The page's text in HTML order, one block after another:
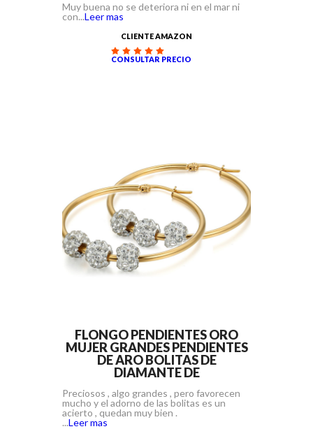
Muy buena no se deteriora ni en el mar ni
con...Leer mas
CLIENTE AMAZON
CONSULTAR PRECIO
FLONGO PENDIENTES ORO
MUJER GRANDES PENDIENTES
DE ARO BOLITAS DE
DIAMANTE DE
Preciosos , algo grandes , pero favorecen
mucho y el adorno de las bolitas es un
acierto , quedan muy bien .
...Leer mas